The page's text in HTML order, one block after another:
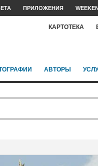
ПРИЛОЖЕНИЯ
КАРТОТЕКА
АВТОРЫ